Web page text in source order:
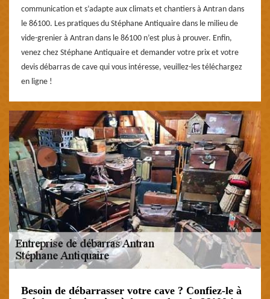
communication et s’adapte aux climats et chantiers à Antran dans
le 86100. Les pratiques du Stéphane Antiquaire dans le milieu de
vide-grenier à Antran dans le 86100 n’est plus à prouver. Enfin,
venez chez Stéphane Antiquaire et demander votre prix et votre
devis débarras de cave qui vous intéresse, veuillez-les téléchargez
en ligne !
Besoin de débarrasser votre cave ? Confiez-le à